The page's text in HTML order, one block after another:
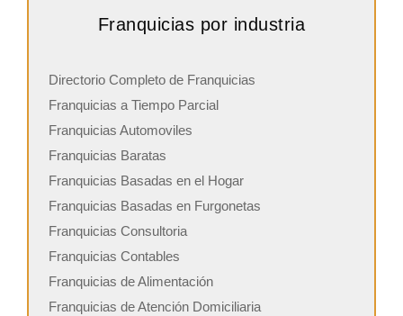
Franquicias por industria
Directorio Completo de Franquicias
Franquicias a Tiempo Parcial
Franquicias Automoviles
Franquicias Baratas
Franquicias Basadas en el Hogar
Franquicias Basadas en Furgonetas
Franquicias Consultoria
Franquicias Contables
Franquicias de Alimentación
Franquicias de Atención Domiciliaria